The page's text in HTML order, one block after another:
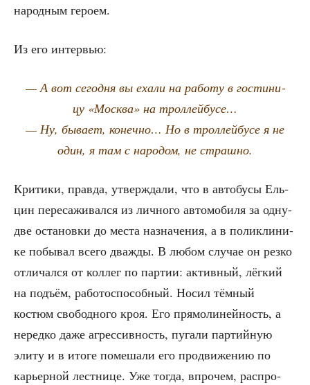
народ­ным героем.
Из его интервью:
— А вот сего­дня вы еха­ли на рабо­ту в гости­ни­
цу «Москва» на троллейбусе…
— Ну, быва­ет, конеч­но… Но в трол­лей­бу­се я не
один, я там с наро­дом, не страшно.
Кри­ти­ки, прав­да, утвер­жда­ли, что в авто­бу­сы Ель­
цин пере­са­жи­вал­ся из лич­но­го авто­мо­би­ля за одну-
две оста­нов­ки до места назна­че­ния, а в поли­кли­ни­
ке побы­вал все­го два­жды. В любом слу­чае он рез­ко
отли­чал­ся от кол­лег по пар­тии: актив­ный, лёг­кий
на подъ­ём, рабо­то­спо­соб­ный. Носил тём­ный
костюм сво­бод­но­го кроя. Его пря­мо­ли­ней­ность, а
неред­ко даже агрес­сив­ность, пуга­ли пар­тий­ную
эли­ту и в ито­ге поме­ша­ли его про­дви­же­нию по
карьер­ной лест­ни­це. Уже тогда, впро­чем, рас­про­